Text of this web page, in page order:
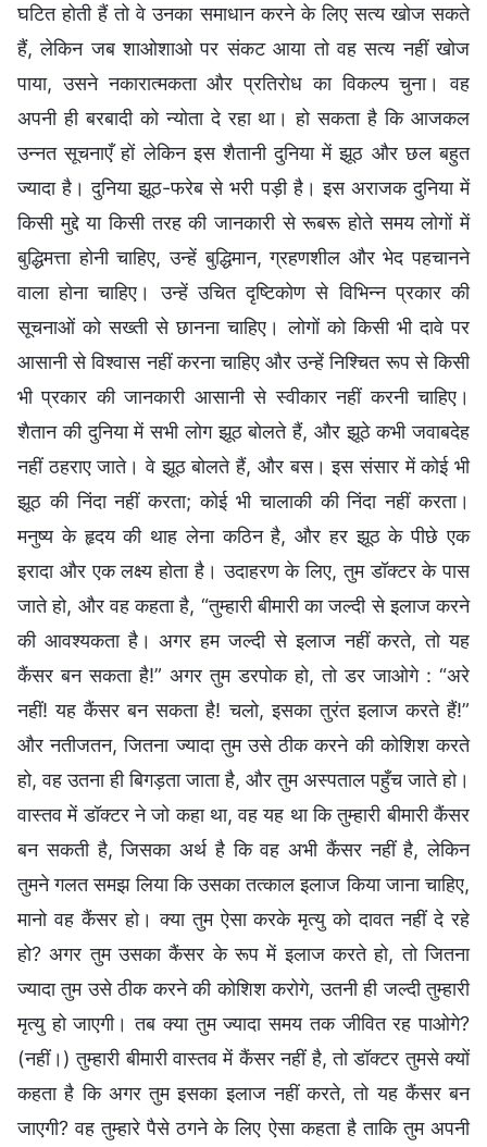
घटित होती हैं तो वे उनका समाधान करने के लिए सत्य खोज सकते
हैं, लेकिन जब शाओशाओ पर संकट आया तो वह सत्य नहीं खोज
पाया, उसने नकारात्मकता और प्रतिरोध का विकल्प चुना। वह
अपनी ही बरबादी को न्योता दे रहा था। हो सकता है कि आजकल
उन्नत सूचनाएँ हों लेकिन इस शैतानी दुनिया में झूठ और छल बहुत
ज्यादा है। दुनिया झूठ-फरेब से भरी पड़ी है। इस अराजक दुनिया में
किसी मुद्दे या किसी तरह की जानकारी से रूबरू होते समय लोगों में
बुद्धिमत्ता होनी चाहिए, उन्हें बुद्धिमान, ग्रहणशील और भेद पहचानने
वाला होना चाहिए। उन्हें उचित दृष्टिकोण से विभिन्न प्रकार की
सूचनाओं को सख्ती से छानना चाहिए। लोगों को किसी भी दावे पर
आसानी से विश्वास नहीं करना चाहिए और उन्हें निश्चित रूप से किसी
भी प्रकार की जानकारी आसानी से स्वीकार नहीं करनी चाहिए।
शैतान की दुनिया में सभी लोग झूठ बोलते हैं, और झूठे कभी जवाबदेह
नहीं ठहराए जाते। वे झूठ बोलते हैं, और बस। इस संसार में कोई भी
झूठ की निंदा नहीं करता; कोई भी चालाकी की निंदा नहीं करता।
मनुष्य के हृदय की थाह लेना कठिन है, और हर झूठ के पीछे एक
इरादा और एक लक्ष्य होता है। उदाहरण के लिए, तुम डॉक्टर के पास
जाते हो, और वह कहता है, “तुम्हारी बीमारी का जल्दी से इलाज करने
की आवश्यकता है। अगर हम जल्दी से इलाज नहीं करते, तो यह
कैंसर बन सकता है!” अगर तुम डरपोक हो, तो डर जाओगे : “अरे
नहीं! यह कैंसर बन सकता है! चलो, इसका तुरंत इलाज करते हैं!”
और नतीजतन, जितना ज्यादा तुम उसे ठीक करने की कोशिश करते
हो, वह उतना ही बिगड़ता जाता है, और तुम अस्पताल पहुँच जाते हो।
वास्तव में डॉक्टर ने जो कहा था, वह यह था कि तुम्हारी बीमारी कैंसर
बन सकती है, जिसका अर्थ है कि वह अभी कैंसर नहीं है, लेकिन
तुमने गलत समझ लिया कि उसका तत्काल इलाज किया जाना चाहिए,
मानो वह कैंसर हो। क्या तुम ऐसा करके मृत्यु को दावत नहीं दे रहे
हो? अगर तुम उसका कैंसर के रूप में इलाज करते हो, तो जितना
ज्यादा तुम उसे ठीक करने की कोशिश करोगे, उतनी ही जल्दी तुम्हारी
मृत्यु हो जाएगी। तब क्या तुम ज्यादा समय तक जीवित रह पाओगे?
(नहीं।) तुम्हारी बीमारी वास्तव में कैंसर नहीं है, तो डॉक्टर तुमसे क्यों
कहता है कि अगर तुम इसका इलाज नहीं करते, तो यह कैंसर बन
जाएगी? वह तुम्हारे पैसे ठगने के लिए ऐसा कहता है ताकि तुम अपनी